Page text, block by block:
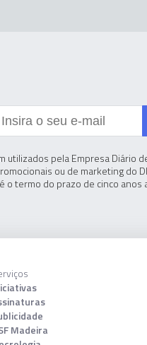
pela Empresa Diário
ou de marketing do
o termo do prazo de cinco anos
Madeira